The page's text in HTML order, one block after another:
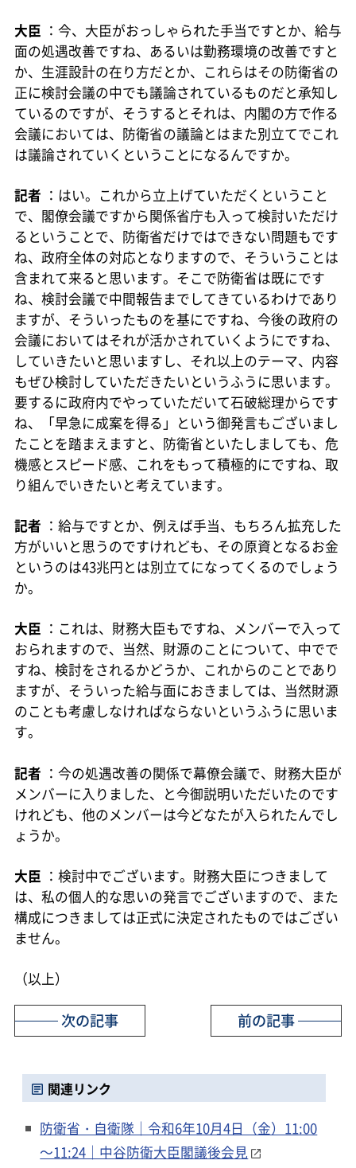
大臣 ：今、大臣がおっしゃられた手当ですとか、給与
面の処遇改善ですね、あるいは勤務環境の改善ですと
か、生涯設計の在り方だとか、これらはその防衛省の
正に検討会議の中でも議論されているものだと承知し
ているのですが、そうするとそれは、内閣の方で作る
会議においては、防衛省の議論とはまた別立てでこれ
は議論されていくということになるんですか。
記者 ：はい。これから立上げていただくということ
で、閣僚会議ですから関係省庁も入って検討いただけ
るということで、防衛省だけではできない問題もです
ね、政府全体の対応となりますので、そういうことは
含まれて来ると思います。そこで防衛省は既にです
ね、検討会議で中間報告までしてきているわけであり
ますが、そういったものを基にですね、今後の政府の
会議においてはそれが活かされていくようにですね、
していきたいと思いますし、それ以上のテーマ、内容
もぜひ検討していただきたいというふうに思います。
要するに政府内でやっていただいて石破総理からです
ね、「早急に成案を得る」という御発言もございまし
たことを踏まえますと、防衛省といたしましても、危
機感とスピード感、これをもって積極的にですね、取
り組んでいきたいと考えています。
記者 ：給与ですとか、例えば手当、もちろん拡充した
方がいいと思うのですけれども、その原資となるお金
というのは43兆円とは別立てになってくるのでしょう
か。
大臣 ：これは、財務大臣もですね、メンバーで入って
おられますので、当然、財源のことについて、中でで
すね、検討をされるかどうか、これからのことであり
ますが、そういった給与面におきましては、当然財源
のことも考慮しなければならないというふうに思いま
す。
記者 ：今の処遇改善の関係で幕僚会議で、財務大臣が
メンバーに入りました、と今御説明いただいたのです
けれども、他のメンバーは今どなたが入られたんでし
ょうか。
大臣 ：検討中でございます。財務大臣につきまして
は、私の個人的な思いの発言でございますので、また
構成につきましては正式に決定されたものではござい
ません。
（以上）
前の記事
次の記事
関連リンク
防衛省・自衛隊｜令和6年10月4日（金）11:00
～11:24｜中谷防衛大臣閣議後会見